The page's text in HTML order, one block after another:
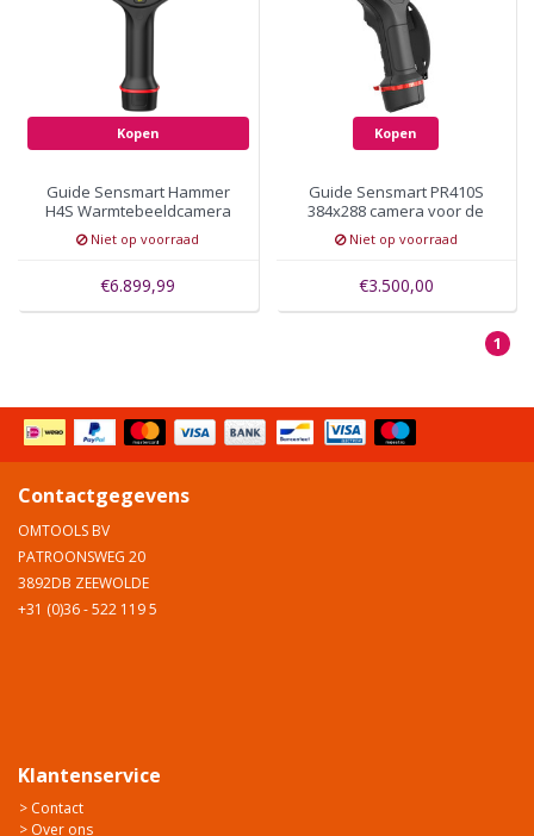
Kopen
Guide Sensmart Hammer
H4S Warmtebeeldcamera
480 x 360, 15mK
Niet op voorraad
€6.899,99
Kopen
Guide Sensmart PR410S
384x288 camera voor de
brandweer
Niet op voorraad
€3.500,00
1
Contactgegevens
OMTOOLS BV
PATROONSWEG 20
3892DB ZEEWOLDE
+31 (0)36 - 522 119 5
Klantenservice
> Contact
> Over ons